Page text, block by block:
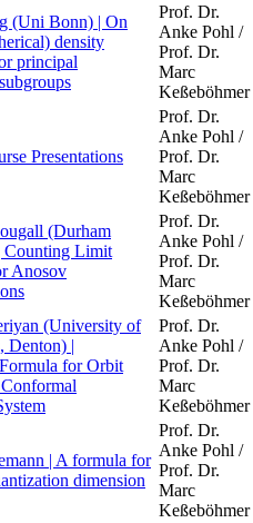
(Uni Bonn) | On
density
principal
Prof. Dr.
Anke Pohl /
Prof. Dr.
Marc
Keßeböhmer
Presentations
Prof. Dr.
Anke Pohl /
Prof. Dr.
Marc
Keßeböhmer
(Durham
Counting Limit
Anosov
Prof. Dr.
Anke Pohl /
Prof. Dr.
Marc
Keßeböhmer
(University of
Denton) |
for Orbit
Prof. Dr.
Anke Pohl /
Prof. Dr.
Marc
Keßeböhmer
| A formula for
dimension
Prof. Dr.
Anke Pohl /
Prof. Dr.
Marc
Keßeböhmer